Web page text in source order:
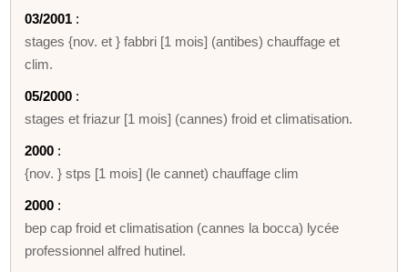
03/2001 :
stages {nov. et } fabbri [1 mois] (antibes) chauffage et
clim.
05/2000 :
stages et friazur [1 mois] (cannes) froid et climatisation.
2000 :
{nov. } stps [1 mois] (le cannet) chauffage clim
2000 :
bep cap froid et climatisation (cannes la bocca) lycée
professionnel alfred hutinel.